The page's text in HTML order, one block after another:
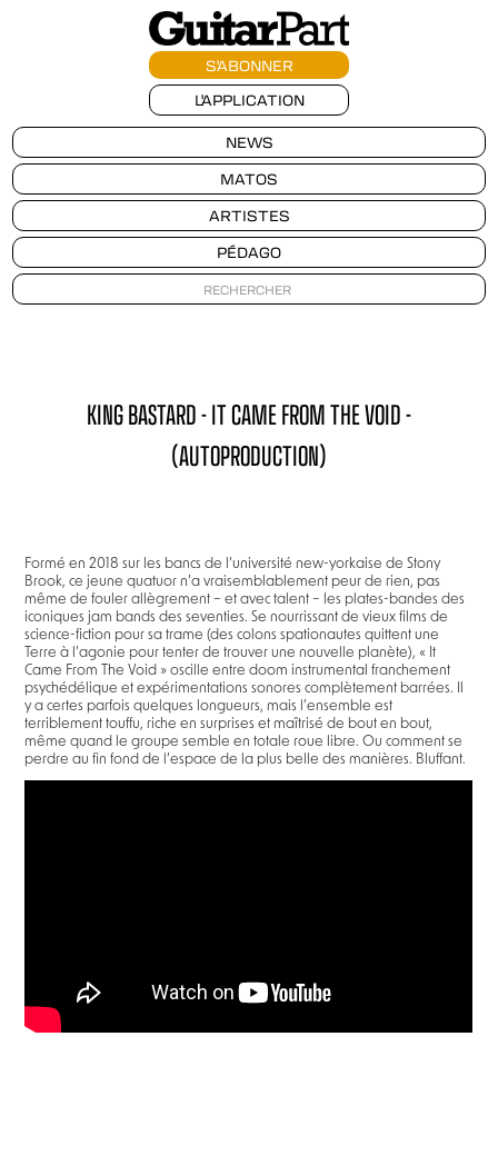
S'ABONNER
L'APPLICATION
NEWS
MATOS
ARTISTES
PÉDAGO
KING BASTARD - IT CAME FROM THE VOID -
(AUTOPRODUCTION)
Formé en 2018 sur les bancs de l’université new-yorkaise de Stony
Brook, ce jeune quatuor n’a vraisemblablement peur de rien, pas
même de fouler allègrement – et avec talent – les plates-bandes des
iconiques jam bands des seventies. Se nourrissant de vieux films de
science-fiction pour sa trame (des colons spationautes quittent une
Terre à l’agonie pour tenter de trouver une nouvelle planète), « It
Came From The Void » oscille entre doom instrumental franchement
psychédélique et expérimentations sonores complètement barrées. Il
y a certes parfois quelques longueurs, mais l’ensemble est
terriblement touffu, riche en surprises et maîtrisé de bout en bout,
même quand le groupe semble en totale roue libre. Ou comment se
perdre au fin fond de l’espace de la plus belle des manières. Bluffant.